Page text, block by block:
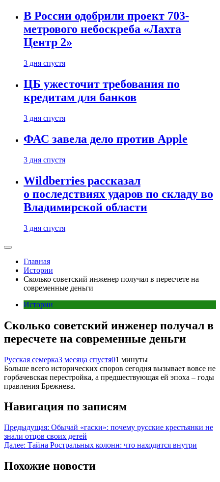
В России одобрили проект 703-
метрового небоскреба «Лахта
Центр 2»
3 дня спустя
ЦБ ужесточит требования по
кредитам для банков
3 дня спустя
ФАС завела дело против Apple
3 дня спустя
Wildberries рассказал
о последствиях ударов по складу во
Владимирской области
3 дня спустя
Главная
Истории
Сколько советский инженер получал в пересчете на
современные деньги
Истории
Сколько советский инженер получал в
пересчете на современные деньги
Русская семерка3 месяца спустя01 минуты
Больше всего исторических споров сегодня вызывает вовсе не
горбачевская перестройка, а предшествующая ей эпоха – годы
правления Брежнева.
Навигация по записям
Предыдущая: Обычай «гаски»: почему русские крестьянки не
знали отцов своих детей
Далее: Тайна Ростральных колонн: что находится внутри
Похожие новости